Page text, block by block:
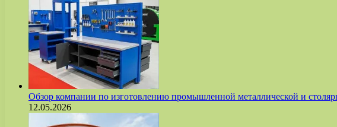
Обзор компании по изготовлению промышленной металлической и
12.05.2026